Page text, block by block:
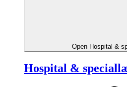
Open Hospital &
Hospital &